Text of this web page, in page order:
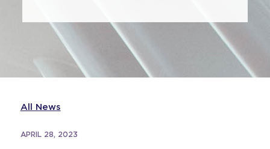
All News
APRIL 28, 2023